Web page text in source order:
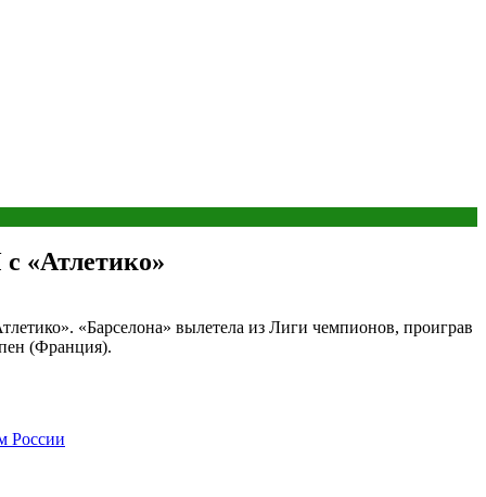
«Атлетико»
«Барселона» вылетела из Лиги чемпионов, проиграв
(Франция).
России